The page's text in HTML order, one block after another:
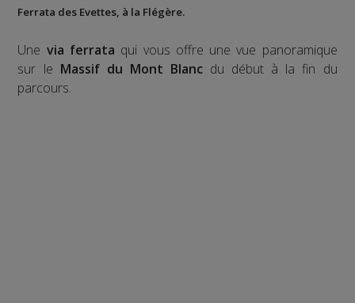
Ferrata des Evettes, à la Flégère.
Une via ferrata qui vous offre une vue panoramique
sur le Massif du Mont Blancdu début à la fin du
parcours.